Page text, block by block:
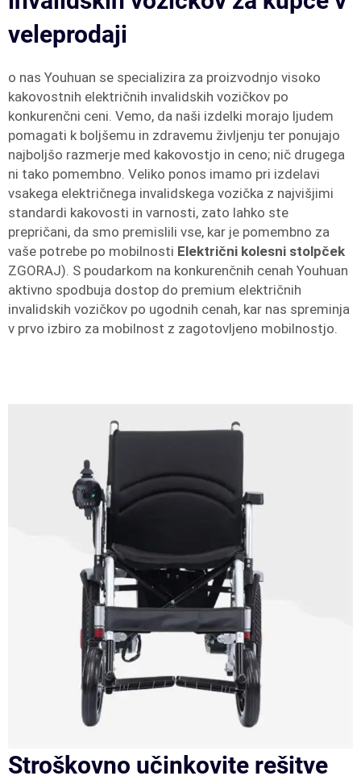
veleprodaji
o nas Youhuan se specializira za proizvodnjo visoko
kakovostnih električnih invalidskih vozičkov po
konkurenčni ceni. Vemo, da naši izdelki morajo ljudem
pomagati k boljšemu in zdravemu življenju ter ponujajo
najboljšo razmerje med kakovostjo in ceno; nič drugega
ni tako pomembno. Veliko ponos imamo pri izdelavi
vsakega električnega invalidskega vozička z najvišjimi
standardi kakovosti in varnosti, zato lahko ste
prepričani, da smo premislili vse, kar je pomembno za
vaše potrebe po mobilnosti Električni kolesni stolpček
ZGORAJ). S poudarkom na konkurenčnih cenah Youhuan
aktivno spodbuja dostop do premium električnih
invalidskih vozičkov po ugodnih cenah, kar nas spreminja
v prvo izbiro za mobilnost z zagotovljeno mobilnostjo.
Stroškovno učinkovite rešitve